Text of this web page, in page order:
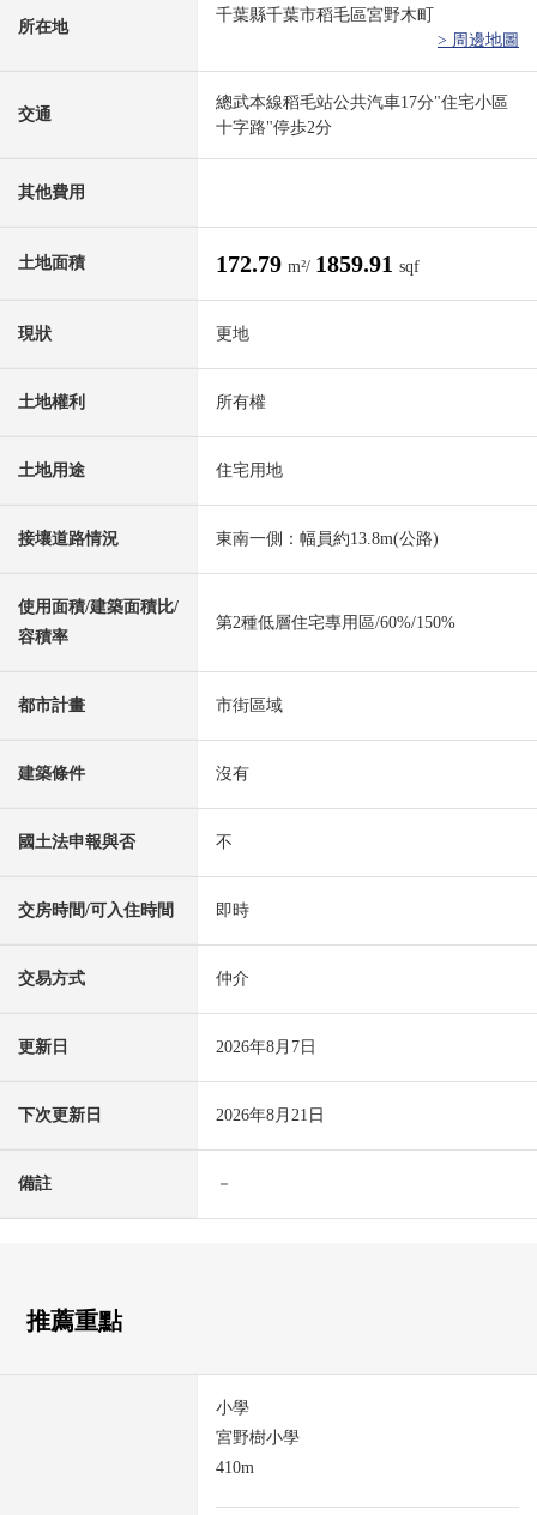
所在地
千葉縣千葉市稻毛區宮野木町
> 周邊地圖
交通
總武本線稻毛站公共汽車17分"住宅小區
十字路"停歩2分
其他費用
土地面積 172.79 m²/ 1859.91 sqf
現狀 更地
土地權利 所有權
土地用途 住宅用地
接壤道路情況 東南一側：幅員約13.8m(公路)
使用面積/建築面積比/
容積率
第2種低層住宅專用區/60%/150%
都市計畫 市街區域
建築條件 沒有
國土法申報與否 不
交房時間/可入住時間 即時
交易方式 仲介
更新日 2026年8月7日
下次更新日 2026年8月21日
備註 －
推薦重點
小學
宮野樹小學
410m